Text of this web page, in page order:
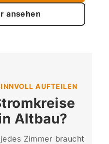
ansehen
AUFTEILEN
Altbau?
Zimmer braucht